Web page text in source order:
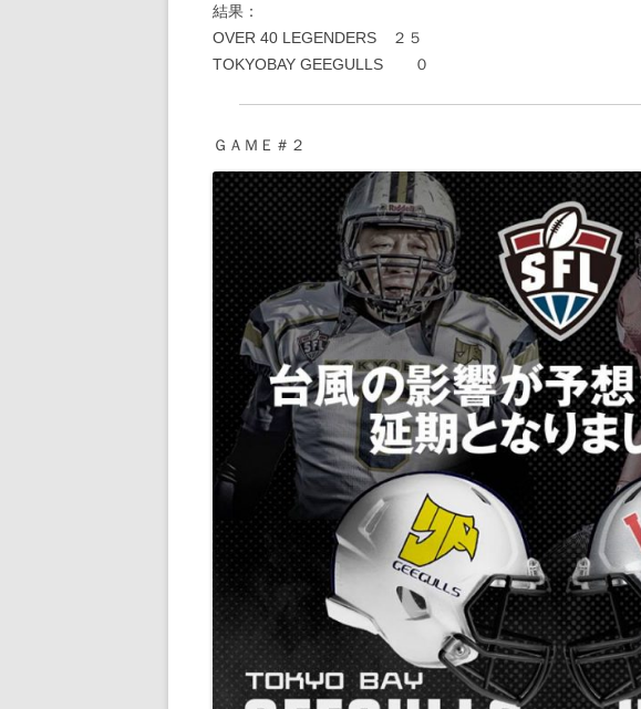
結果：
OVER 40 LEGENDERS ２５
TOKYOBAY GEEGULLS ０
ＧＡＭＥ＃２